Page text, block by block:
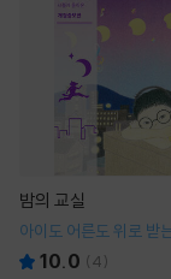
밤의 교실
아이도 어른도 위로 받
10.0 (4)